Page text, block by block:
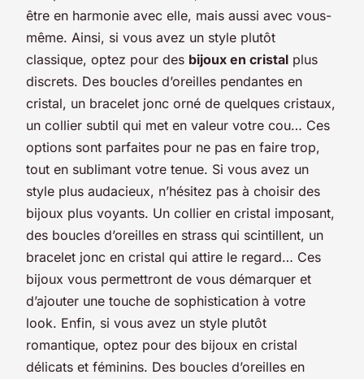
être en harmonie avec elle, mais aussi avec vous-
même. Ainsi, si vous avez un style plutôt
classique, optez pour des bijoux en cristal plus
discrets. Des boucles d’oreilles pendantes en
cristal, un bracelet jonc orné de quelques cristaux,
un collier subtil qui met en valeur votre cou… Ces
options sont parfaites pour ne pas en faire trop,
tout en sublimant votre tenue. Si vous avez un
style plus audacieux, n’hésitez pas à choisir des
bijoux plus voyants. Un collier en cristal imposant,
des boucles d’oreilles en strass qui scintillent, un
bracelet jonc en cristal qui attire le regard… Ces
bijoux vous permettront de vous démarquer et
d’ajouter une touche de sophistication à votre
look. Enfin, si vous avez un style plutôt
romantique, optez pour des bijoux en cristal
délicats et féminins. Des boucles d’oreilles en